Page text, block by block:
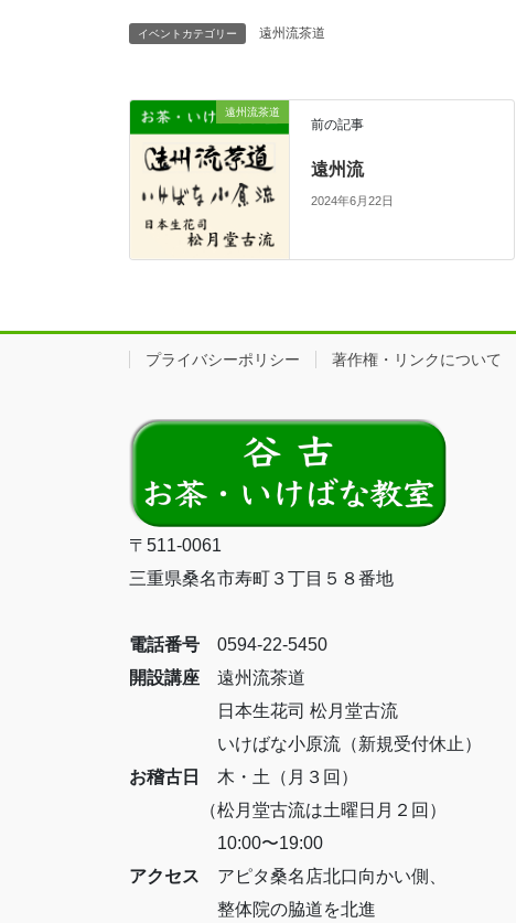
イベントカテゴリー 遠州流茶道
遠州流茶道
前の記事
遠州流
2024年6月22日
プライバシーポリシー 著作権・リンクについて
〒511-0061
三重県桑名市寿町３丁目５８番地
電話番号 0594-22-5450
開設講座 遠州流茶道
日本生花司 松月堂古流
いけばな小原流（新規受付休止）
お稽古日
木・土（月３回）
（松月堂古流は土曜日月２回）
10:00〜19:00
アクセス アピタ桑名店北口向かい側、
整体院の脇道を北進